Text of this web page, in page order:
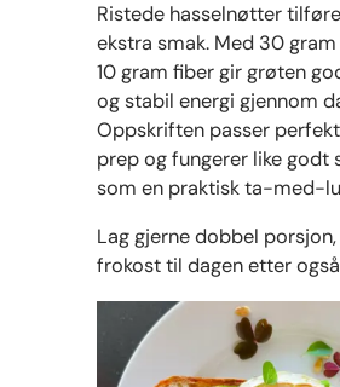
Ristede hasselnøtter
ekstra smak. Med 30
10 gram fiber gir grøten
og stabil energi gjennom
Oppskriften passer
prep og fungerer like godt
som en praktisk ta-med-
Lag gjerne dobbel
frokost til dagen etter